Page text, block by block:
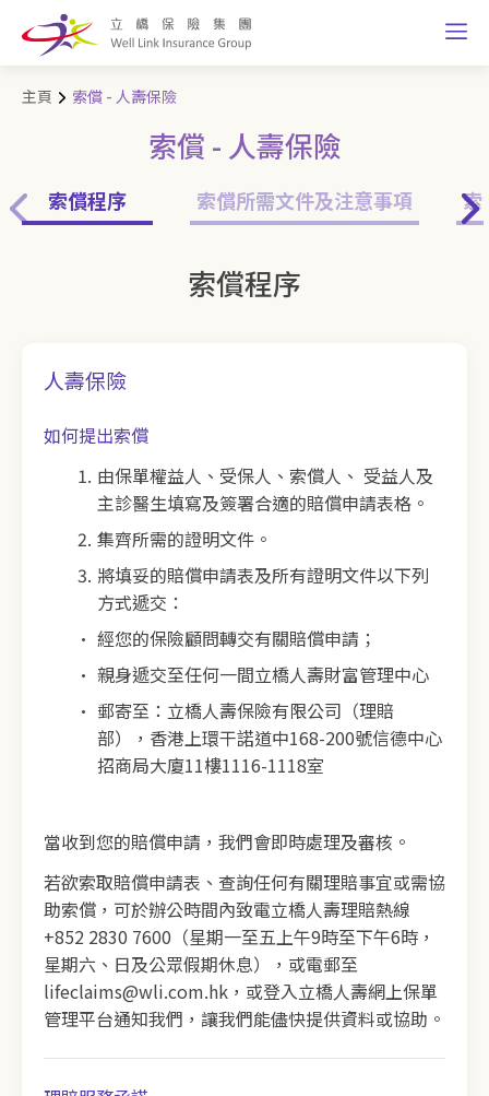
主頁 索償 - 人壽保險
索償 - 人壽保險
索償程序 索償所需文件及注意事項 索
索償程序
人壽保險
如何提出索償
由保單權益人、受保人、索償人、 受益人及
主診醫生填寫及簽署合適的賠償申請表格。
集齊所需的證明文件。
將填妥的賠償申請表及所有證明文件以下列
方式遞交：
經您的保險顧問轉交有關賠償申請；
親身遞交至任何一間立橋人壽財富管理中心
郵寄至：立橋人壽保險有限公司（理賠
部），香港上環干諾道中168-200號信德中心
招商局大廈11樓1116-1118室
當收到您的賠償申請，我們會即時處理及審核。
若欲索取賠償申請表、查詢任何有關理賠事宜或需協
助索償，可於辦公時間內致電立橋人壽理賠熱線
+852 2830 7600（星期一至五上午9時至下午6時，
星期六、日及公眾假期休息），或電郵至
lifeclaims@wli.com.hk，或登入立橋人壽網上保單
管理平台通知我們，讓我們能儘快提供資料或協助。